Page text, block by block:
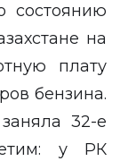
состоянию
на
плату
бензина.
32-е
у РК